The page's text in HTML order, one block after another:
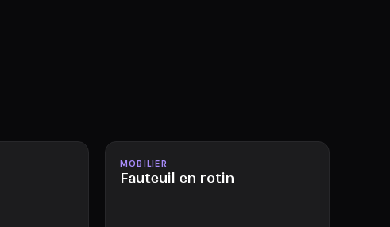
Disponible
MOBILIER
Fauteuil en rotin